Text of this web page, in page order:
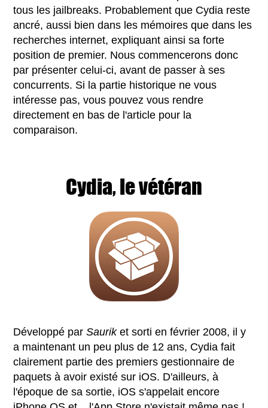
tous les jailbreaks. Probablement que Cydia reste
ancré, aussi bien dans les mémoires que dans les
recherches internet, expliquant ainsi sa forte
position de premier. Nous commencerons donc
par présenter celui-ci, avant de passer à ses
concurrents. Si la partie historique ne vous
intéresse pas, vous pouvez vous rendre
directement en bas de l'article pour la
comparaison.
Cydia, le vétéran
Développé parSauriket sorti en février 2008, il y
a maintenant un peu plus de 12 ans, Cydia fait
clairement partie des premiers gestionnaire de
paquets à avoir existé sur iOS. D'ailleurs, à
l'époque de sa sortie, iOS s'appelait encore